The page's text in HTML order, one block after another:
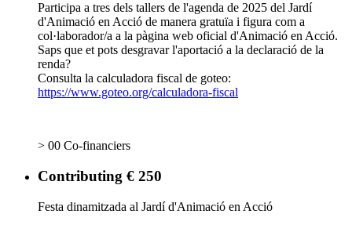
Participa a tres dels tallers de l'agenda de 2025 del Jardí
d'Animació en Acció de manera gratuïa i figura com a
col·laborador/a a la pàgina web oficial d'Animació en Acció.
Saps que et pots desgravar l'aportació a la declaració de la
renda?
Consulta la calculadora fiscal de goteo:
https://www.goteo.org/calculadora-fiscal
> 00 Co-financiers
Contributing € 250
Festa dinamitzada al Jardí d'Animació en Acció